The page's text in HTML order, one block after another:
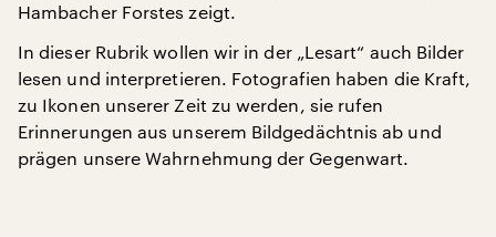
Hambacher Forstes zeigt.
In dieser Rubrik wollen wir in der „Lesart“ auch Bilder
lesen und interpretieren. Fotografien haben die Kraft,
zu Ikonen unserer Zeit zu werden, sie rufen
Erinnerungen aus unserem Bildgedächtnis ab und
prägen unsere Wahrnehmung der Gegenwart.